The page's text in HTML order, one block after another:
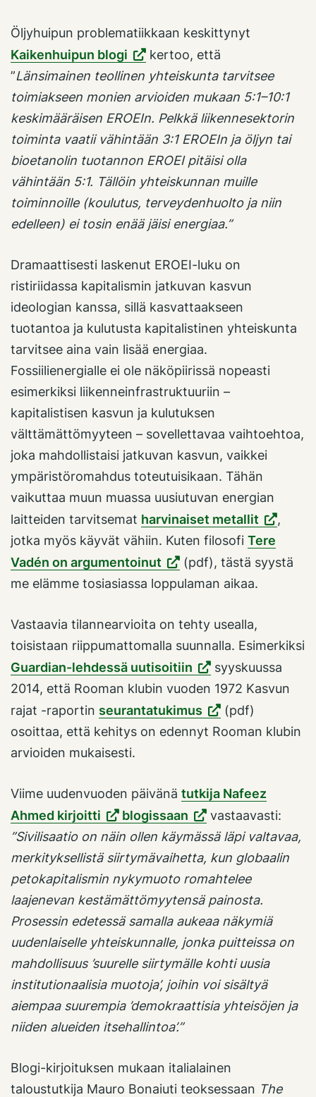
Öljyhuipun problematiikkaan keskittynyt
Kaikenhuipun blogi
kertoo, että
”Länsimainen teollinen yhteiskunta tarvitsee
toimiakseen monien arvioiden mukaan 5:1–10:1
keskimääräisen EROEIn. Pelkkä liikennesektorin
toiminta vaatii vähintään 3:1 EROEIn ja öljyn tai
bioetanolin tuotannon EROEI pitäisi olla
vähintään 5:1. Tällöin yhteiskunnan muille
toiminnoille (koulutus, terveydenhuolto ja niin
edelleen) ei tosin enää jäisi energiaa.”
Dramaattisesti laskenut EROEI-luku on
ristiriidassa kapitalismin jatkuvan kasvun
ideologian kanssa, sillä kasvattaakseen
tuotantoa ja kulutusta kapitalistinen yhteiskunta
tarvitsee aina vain lisää energiaa.
Fossiilienergialle ei ole näköpiirissä nopeasti
esimerkiksi liikenneinfrastruktuuriin –
kapitalistisen kasvun ja kulutuksen
välttämättömyyteen – sovellettavaa vaihtoehtoa,
joka mahdollistaisi jatkuvan kasvun, vaikkei
ympäristöromahdus toteutuisikaan. Tähän
vaikuttaa muun muassa uusiutuvan energian
laitteiden tarvitsemat harvinaiset metallit
,
jotka myös käyvät vähiin. Kuten filosofi Tere
Vadén on argumentoinut
(pdf), tästä syystä
me elämme tosiasiassa loppulaman aikaa.
Vastaavia tilannearvioita on tehty usealla,
toisistaan riippumattomalla suunnalla. Esimerkiksi
Guardian-lehdessä uutisoitiin
syyskuussa
2014, että Rooman klubin vuoden 1972 Kasvun
rajat -raportin seurantatukimus
(pdf)
osoittaa, että kehitys on edennyt Rooman klubin
arvioiden mukaisesti.
Viime uudenvuoden päivänä tutkija Nafeez
Ahmed kirjoitti
blogissaan
vastaavasti:
”Sivilisaatio on näin ollen käymässä läpi valtavaa,
merkityksellistä siirtymävaihetta, kun globaalin
petokapitalismin nykymuoto romahtelee
laajenevan kestämättömyytensä painosta.
Prosessin edetessä samalla aukeaa näkymiä
uudenlaiselle yhteiskunnalle, jonka puitteissa on
mahdollisuus ’suurelle siirtymälle kohti uusia
institutionaalisia muotoja’, joihin voi sisältyä
aiempaa suurempia ’demokraattisia yhteisöjen ja
niiden alueiden itsehallintoa’.”
Blogi-kirjoituksen mukaan italialainen
taloustutkija Mauro Bonaiuti teoksessaan The